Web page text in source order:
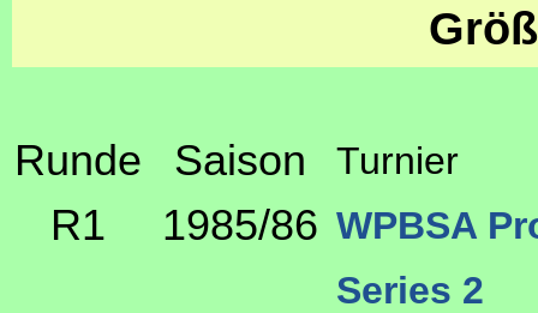
Runde Saison Turnier
R1 1985/86 WPBSA
Series 2